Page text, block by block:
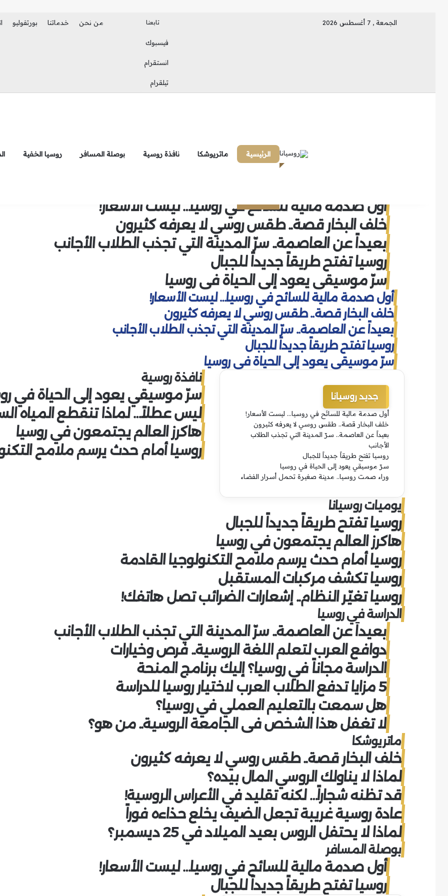
الجمعة , 7 أغسطس 2026 تابعنا
فيسبوك
انستقرام
تيلقرام
من نحن خدماتنا بورتفوليو
الرئيسية ماتريوشكا نافذة روسية بوصلة المسافر روسيا الخفية
أول صدمة مالية للسائح في روسيا… ليست الأسعار!
خلف البخار قصة.. طقس روسي لا يعرفه كثيرون
بعيداً عن العاصمة.. سرّ المدينة التي تجذب الطلاب الأجانب
روسيا تفتح طريقاً جديداً للجبال
سرّ موسيقي يعود إلى الحياة في روسيا
أول صدمة مالية للسائح في روسيا… ليست الأسعار!
خلف البخار قصة.. طقس روسي لا يعرفه كثيرون
بعيداً عن العاصمة.. سرّ المدينة التي تجذب الطلاب الأجانب
روسيا تفتح طريقاً جديداً للجبال
سرّ موسيقي يعود إلى الحياة في روسيا
نافذة روسية
سرّ موسيقي يعود إلى الحياة في
ليس عطلاً… لماذا تنقطع المياه
هاكرز العالم يجتمعون في روسيا
روسيا أمام حدث يرسم ملامح
جديد روسيانا
أول صدمة مالية للسائح في روسيا… ليست الأسعار!
خلف البخار قصة.. طقس روسي لا يعرفه كثيرون
بعيداً عن العاصمة.. سرّ المدينة التي تجذب الطلاب
الأجانب
روسيا تفتح طريقاً جديداً للجبال
سرّ موسيقي يعود إلى الحياة في روسيا
وراء صمت روسيا.. مدينة صغيرة تحمل أسرار الفضاء
يوميات روسيانا
روسيا تفتح طريقاً جديداً للجبال
هاكرز العالم يجتمعون في روسيا
روسيا أمام حدث يرسم ملامح التكنولوجيا القادمة
روسيا تكشف مركبات المستقبل
روسيا تغيّر النظام.. إشعارات الضرائب تصل هاتفك!
الدراسة في روسيا
بعيداً عن العاصمة.. سرّ المدينة التي تجذب الطلاب الأجانب
دوافع العرب لتعلم اللغة الروسية.. فرص وخيارات
الدراسة مجاناً في روسيا؟ إليك برنامج المنحة
5 مزايا تدفع الطلاب العرب لاختيار روسيا للدراسة
هل سمعت بالتعليم العملي في روسيا؟
لا تغفل هذا الشخص في الجامعة الروسية.. من هو؟
ماتريوشكا
خلف البخار قصة.. طقس روسي لا يعرفه كثيرون
لماذا لا يناولك الروسي المال بيده؟
قد تظنه شجاراً… لكنه تقليد في الأعراس الروسية!
عادة روسية غريبة تجعل الضيف يخلع حذاءه فوراً
لماذا لا يحتفل الروس بعيد الميلاد في 25 ديسمبر؟
بوصلة المسافر
أول صدمة مالية للسائح في روسيا… ليست الأسعار!
روسيا تفتح طريقاً جديداً للجبال